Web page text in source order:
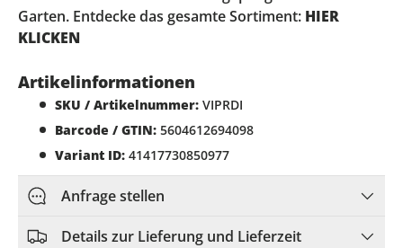
Garten. Entdecke das gesamte Sortiment: HIER
KLICKEN
Artikelinformationen
SKU / Artikelnummer: VIPRDI
Barcode / GTIN: 5604612694098
Variant ID: 41417730850977
Anfrage stellen
Details zur Lieferung und Lieferzeit